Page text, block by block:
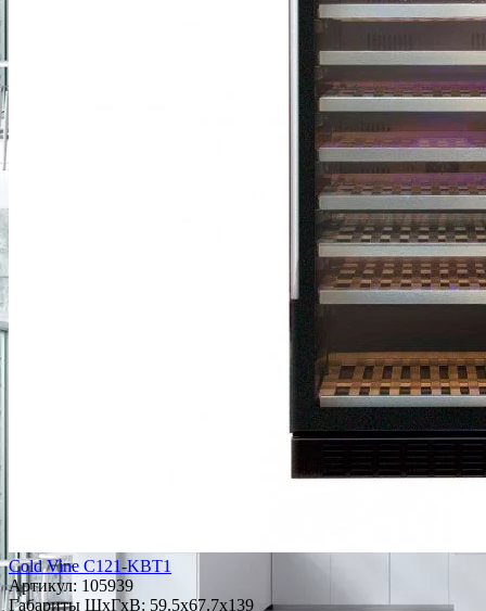
Cold Vine C121-KBT1
Артикул: 105939
Габариты ШxГxВ: 59.5x67.7x139